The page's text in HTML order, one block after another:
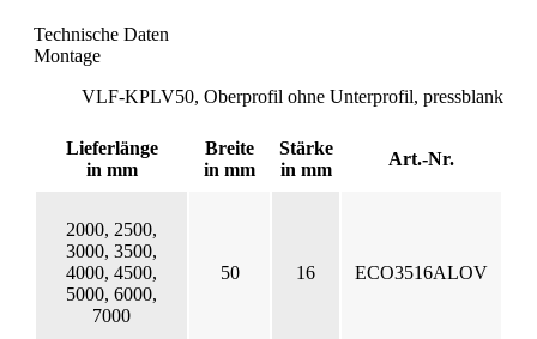
Technische Daten
Montage
VLF-KPLV50, Oberprofil ohne Unterprofil, pressblank
Lieferlänge
in mm
Breite
in mm
Stärke
in mm
Art.-Nr.
2000, 2500,
3000, 3500,
4000, 4500,
5000, 6000,
7000
50 16 ECO3516ALOV